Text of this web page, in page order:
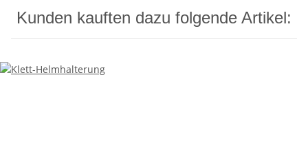
Kunden kauften dazu folgende Artikel: